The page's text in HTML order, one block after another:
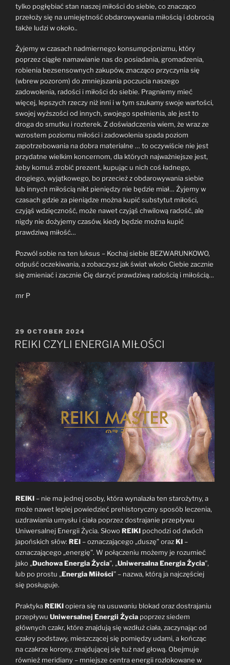
tylko pogłębiać stan naszej miłości do siebie, co znacząco
przełoży się na umiejętność obdarowywania miłością i dobrocią
także ludzi w około..
Żyjemy w czasach nadmiernego konsumpcjonizmu, który
poprzez ciągłe namawianie nas do posiadania, gromadzenia,
robienia bezsensownych zakupów, znacząco przyczynia się
(wbrew pozorom) do zmniejszania poczucia naszego
zadowolenia, radości i miłości do siebie. Pragniemy mieć
więcej, lepszych rzeczy niż inni i w tym szukamy swoje wartości,
swojej wyższości od innych, swojego spełnienia, ale jest to
droga do smutku i rozterek. Z doświadczenia wiem, że wraz ze
wzrostem poziomu miłości i zadowolenia spada poziom
zapotrzebowania na dobra materialne … to oczywiście nie jest
przydatne wielkim koncernom, dla których najważniejsze jest,
żeby komuś zrobić prezent, kupując u nich coś ładnego,
drogiego, wyjątkowego, bo przecież z obdarowywania siebie
lub innych miłością nikt pieniędzy nie będzie miał… Żyjemy w
czasach gdzie za pieniądze można kupić substytut miłości,
czyjąś wdzięczność, może nawet czyjąś chwilową radość, ale
nigdy nie dożyjemy czasów, kiedy będzie można kupić
prawdziwą miłość…
Pozwól sobie na ten luksus – Kochaj siebie BEZWARUNKOWO,
odpuść oczekiwania, a zobaczysz jak świat wkoło Ciebie zacznie
się zmieniać i zacznie Cię darzyć prawdziwą radością i miłością…
mr P
POSTED
ON
29 OCTOBER 2024
REIKI CZYLI ENERGIA MIŁOŚCI
REIKI– nie ma jednej osoby, która wynalazła ten starożytny, a
może nawet lepiej powiedzieć prehistoryczny sposób leczenia,
uzdrawiania umysłu i ciała poprzez dostrajanie przepływu
Uniwersalnej Energii Życia. SłowoREIKI pochodzi od dwóch
japońskich słów: REI– oznaczającego „duszę” orazKI–
oznaczającego „energię”. W połączeniu możemy je rozumieć
jako „Duchowa Energia Życia”, „Uniwersalna Energia Życia”,
lub po prostu „Energia Miłości” – nazwa, którą ja najczęściej
się posługuje.
PraktykaREIKIopiera się na usuwaniu blokad oraz dostrajaniu
przepływu Uniwersalnej Energii Życia poprzez siedem
głównych czakr, które znajdują się wzdłuż ciała, zaczynając od
czakry podstawy, mieszczącej się pomiędzy udami, a kończąc
na czakrze korony, znajdującej się tuż nad głową. Obejmuje
również meridiany – mniejsze centra energii rozlokowane w